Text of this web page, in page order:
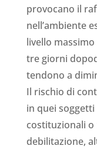
provocano il
nell’ambiente
livello
tre giorni
tendono a
Il rischio di
in quei
costituzionali
debilitazione,